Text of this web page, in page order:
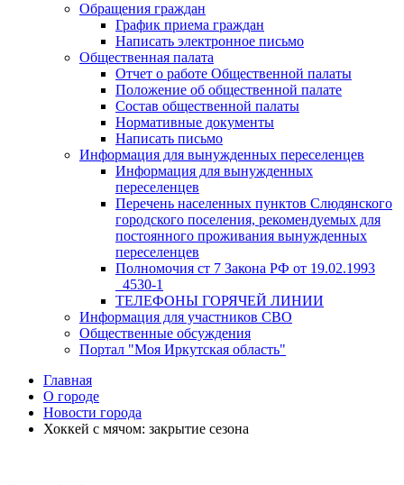
Обращения граждан
График приема граждан
Написать электронное письмо
Общественная палата
Отчет о работе Общественной палаты
Положение об общественной палате
Состав общественной палаты
Нормативные документы
Написать письмо
Информация для вынужденных переселенцев
Информация для вынужденных
переселенцев
Перечень населенных пунктов Слюдянского
городского поселения, рекомендуемых для
постоянного проживания вынужденных
переселенцев
Полномочия ст 7 Закона РФ от 19.02.1993
_4530-1
ТЕЛЕФОНЫ ГОРЯЧЕЙ ЛИНИИ
Информация для участников СВО
Общественные обсуждения
Портал "Моя Иркутская область"
Главная
О городе
Новости города
Хоккей с мячом: закрытие сезона